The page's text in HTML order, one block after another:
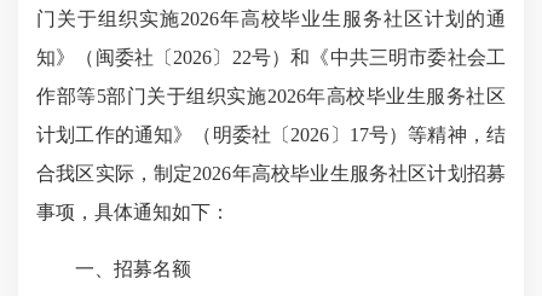
门关于组织实施2026年高校毕业生服务社区计划的通
知》（闽委社〔2026〕22号）和《中共三明市委社会工
作部等5部门关于组织实施2026年高校毕业生服务社区
计划工作的通知》（明委社〔2026〕17号）等精神，结
合我区实际，制定2026年高校毕业生服务社区计划招募
事项，具体通知如下：
一、招募名额